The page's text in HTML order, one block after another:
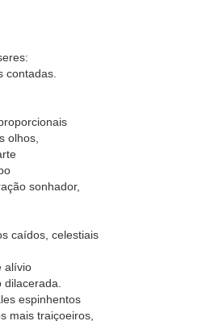
contadas.
olhos,
sonhador,
caídos, celestiais
alívio
espinhentos
mais traiçoeiros,